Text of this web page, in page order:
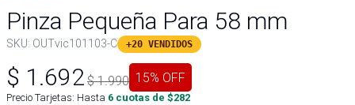
Pinza Pequeña Para 58 mm
SKU: OUTvic101103-C +20 VENDIDOS
$ 1.692 $1.990 15% OFF
Precio Tarjetas: Hasta 6 cuotas de $282